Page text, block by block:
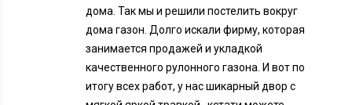
дома. Так мы и решили постелить вокруг
дома газон. Долго искали фирму, которая
занимается продажей и укладкой
качественного рулонного газона. И вот по
итогу всех работ, у нас шикарный двор с